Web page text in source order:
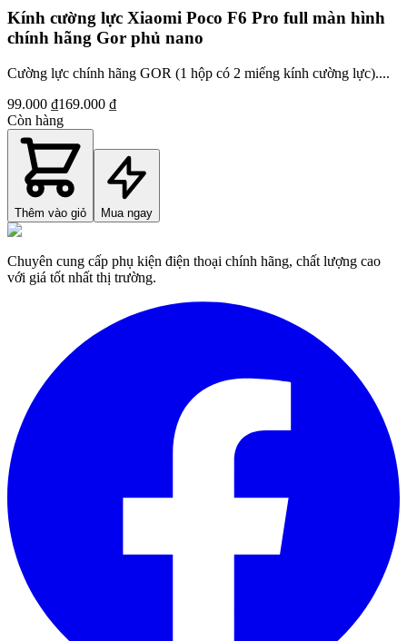
Kính cường lực Xiaomi Poco F6 Pro full màn hình
chính hãng Gor phủ nano
Cường lực chính hãng GOR (1 hộp có 2 miếng kính cường lực)....
99.000 ₫169.000 ₫
Còn hàng
Thêm vào giỏ Mua ngay
Chuyên cung cấp phụ kiện điện thoại chính hãng, chất lượng cao
với giá tốt nhất thị trường.